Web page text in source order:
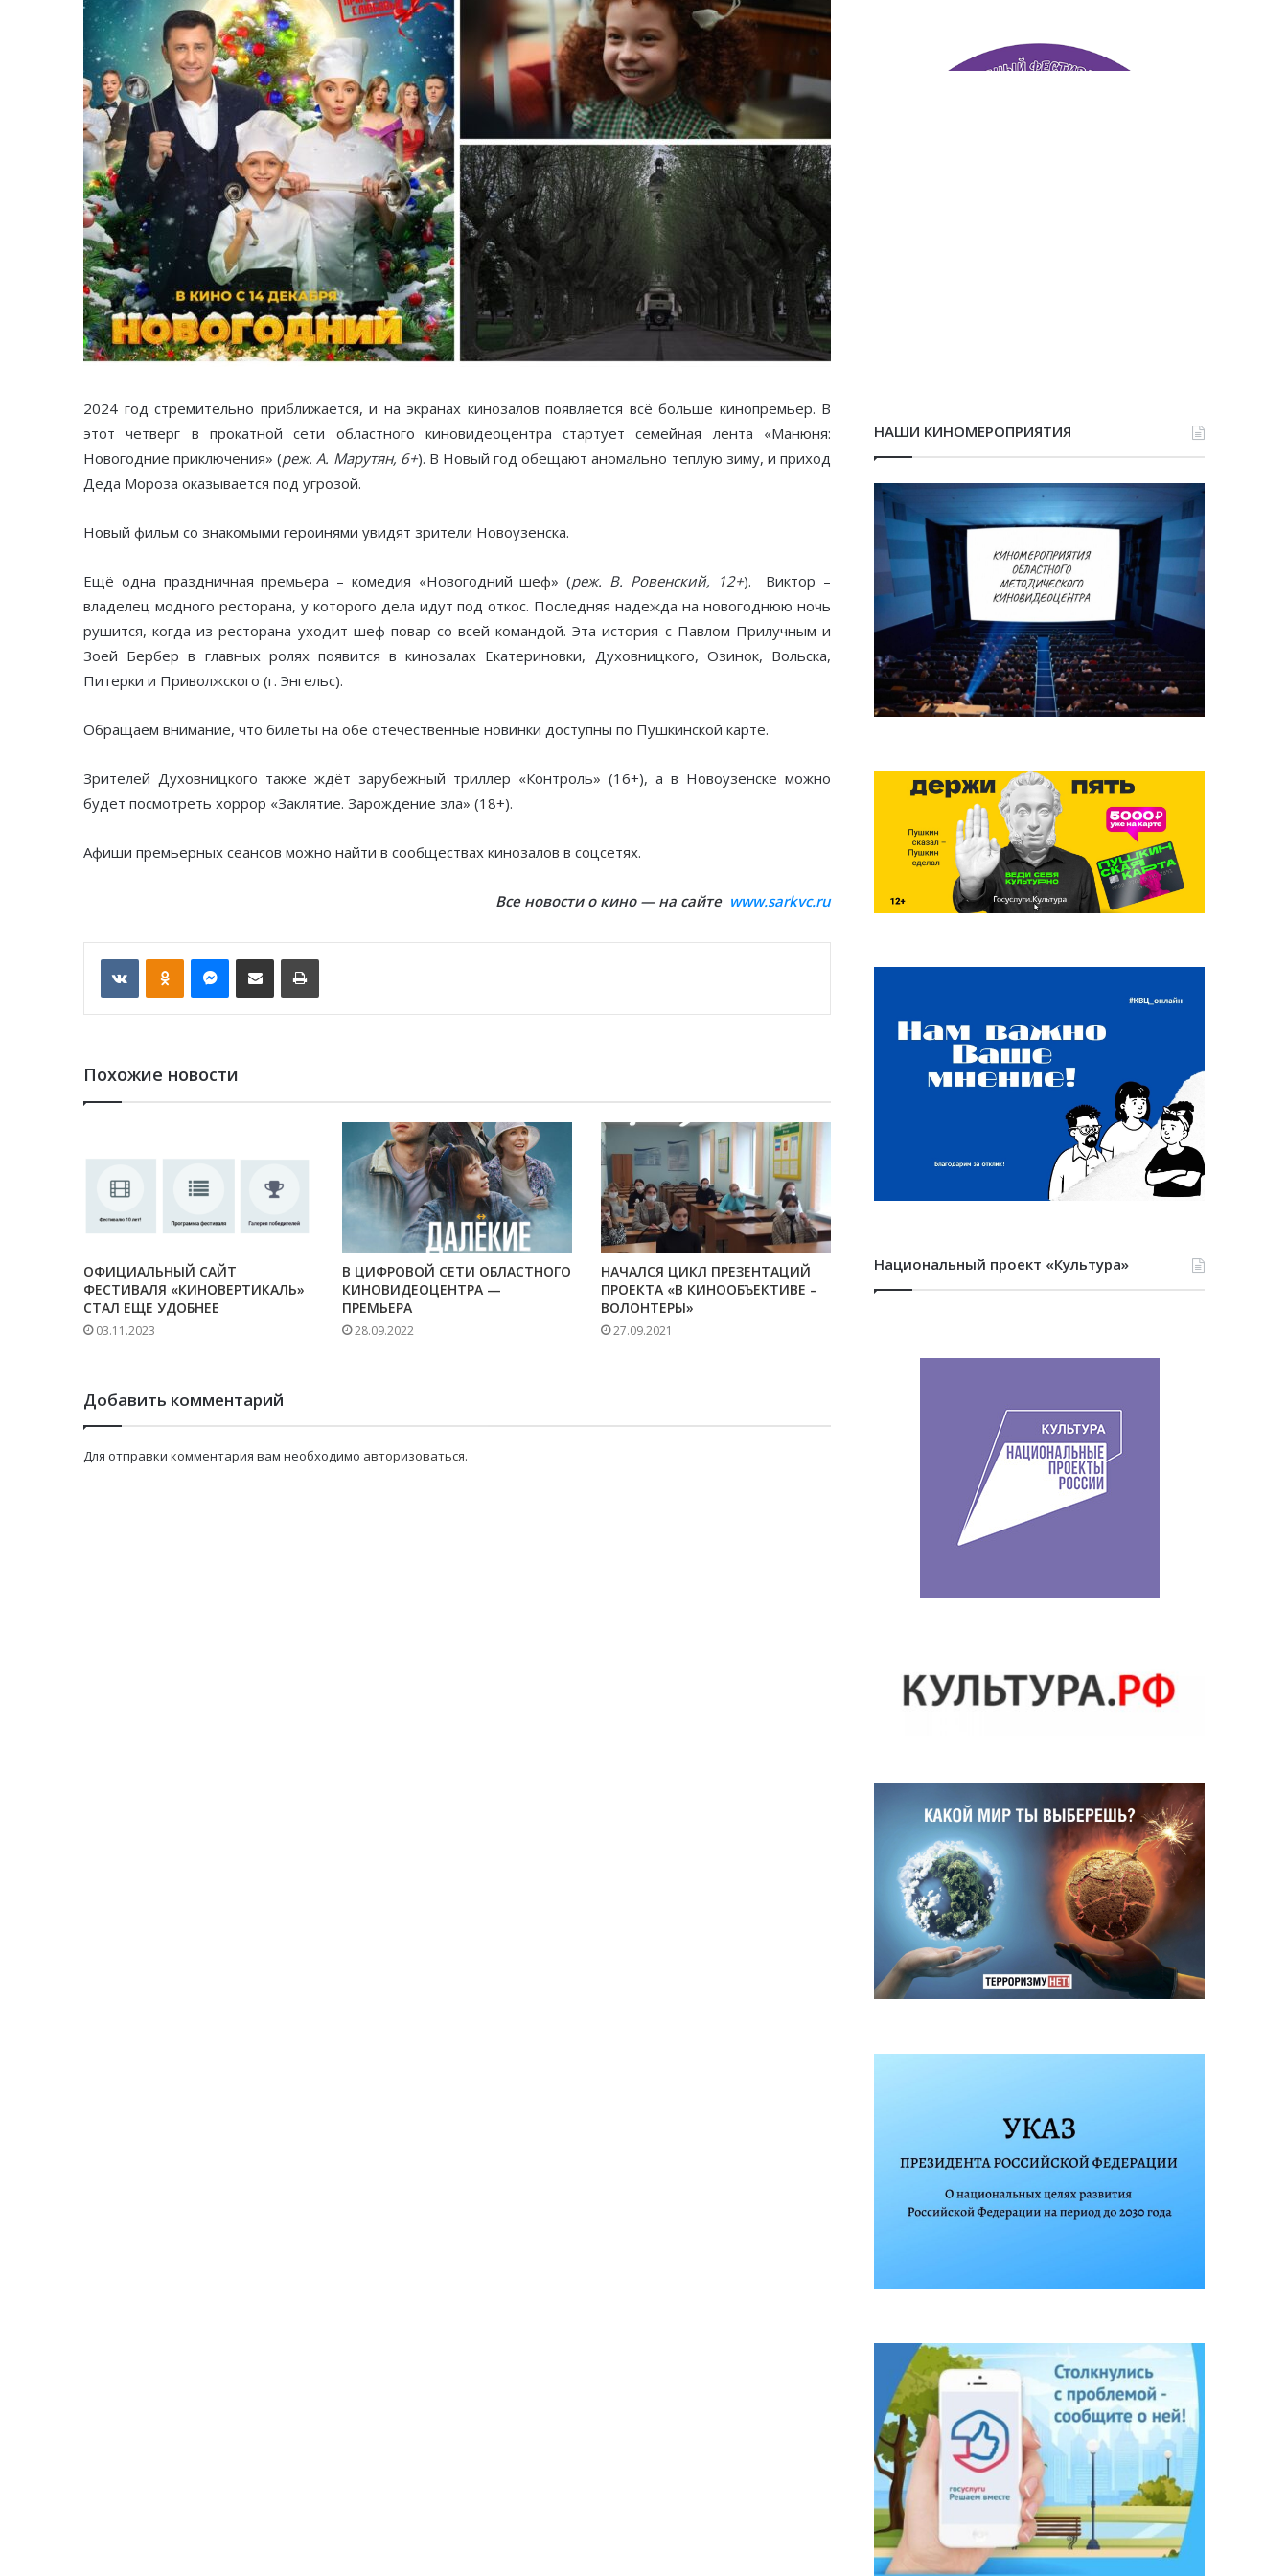
2024 год стремительно приближается, и на экранах кинозалов появляется всё больше кинопремьер. В
этот четверг в прокатной сети областного киновидеоцентра стартует семейная лента «Манюня:
Новогодние приключения» (реж. А. Марутян, 6+). В Новый год обещают аномально теплую зиму, и приход
Деда Мороза оказывается под угрозой.
Новый фильм со знакомыми героинями увидят зрители Новоузенска.
Ещё одна праздничная премьера – комедия «Новогодний шеф» (реж. В. Ровенский, 12+). Виктор –
владелец модного ресторана, у которого дела идут под откос. Последняя надежда на новогоднюю ночь
рушится, когда из ресторана уходит шеф-повар со всей командой. Эта история с Павлом Прилучным и
Зоей Бербер в главных ролях появится в кинозалах Екатериновки, Духовницкого, Озинок, Вольска,
Питерки и Приволжского (г. Энгельс).
Обращаем внимание, что билеты на обе отечественные новинки доступны по Пушкинской карте.
Зрителей Духовницкого также ждёт зарубежный триллер «Контроль» (16+), а в Новоузенске можно
будет посмотреть хоррор «Заклятие. Зарождение зла» (18+).
Афиши премьерных сеансов можно найти в сообществах кинозалов в соцсетях.
Все новости о кино — на сайте www.sarkvc.ru
VKontakte
Похожие новости
ОФИЦИАЛЬНЫЙ САЙТ
ФЕСТИВАЛЯ «КИНОВЕРТИКАЛЬ»
СТАЛ ЕЩЕ УДОБНЕЕ
03.11.2023
В ЦИФРОВОЙ СЕТИ ОБЛАСТНОГО
КИНОВИДЕОЦЕНТРА —
ПРЕМЬЕРА
28.09.2022
НАЧАЛСЯ ЦИКЛ ПРЕЗЕНТАЦИЙ
ПРОЕКТА «В КИНООБЪЕКТИВЕ –
ВОЛОНТЕРЫ»
27.09.2021
Добавить комментарий
Для отправки комментария вам необходимо авторизоваться.
НАШИ КИНОМЕРОПРИЯТИЯ
Национальный проект «Культура»